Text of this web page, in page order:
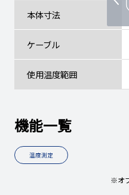
本体寸法
ケーブル
使用温度範囲
機能一覧
温度測定
※オ